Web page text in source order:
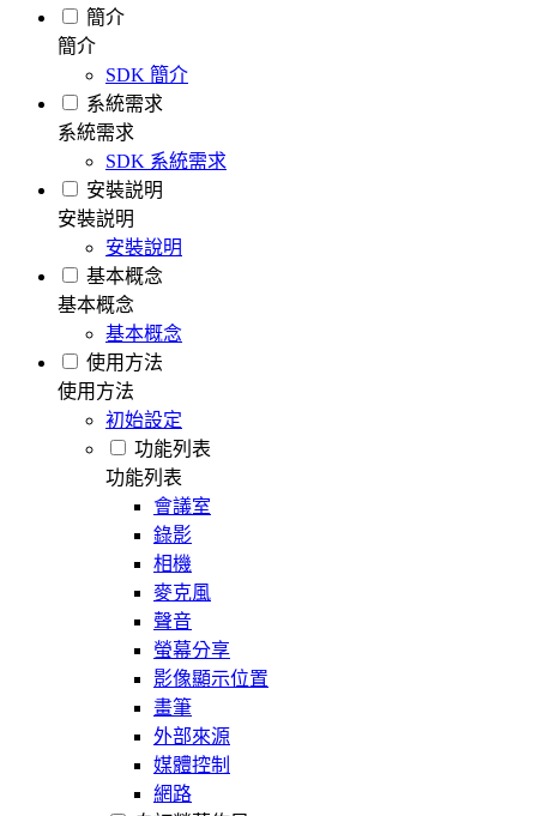
簡介
簡介
SDK 簡介
系統需求
系統需求
SDK 系統需求
安裝説明
安裝説明
安裝說明
基本概念
基本概念
基本概念
使用方法
使用方法
初始設定
功能列表
功能列表
會議室
錄影
相機
麥克風
聲音
螢幕分享
影像顯示位置
畫筆
外部來源
媒體控制
網路